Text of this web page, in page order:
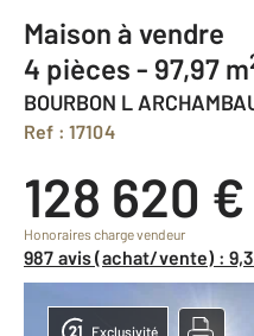
Maison à vendre
4 pièces - 97,97 m
BOURBON L
Ref : 17104
128 620 €
Honoraires charge vendeur
987 avis (achat/vente) :
Exclusivité